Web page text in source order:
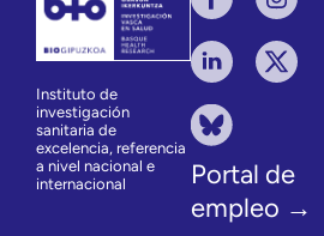
Instituto de
investigación
sanitaria de
excelencia, referencia
a nivel nacional e
internacional
Portal de
empleo →